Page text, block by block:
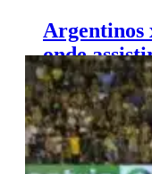
Argentinos
onde